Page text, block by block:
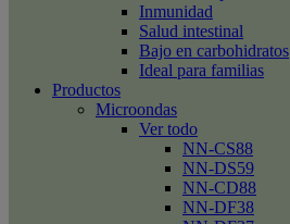
Inmunidad
Salud intestinal
Bajo en carbohidratos
Ideal para familias
Productos
Microondas
Ver todo
NN-CS88
NN-DS59
NN-CD88
NN-DF38